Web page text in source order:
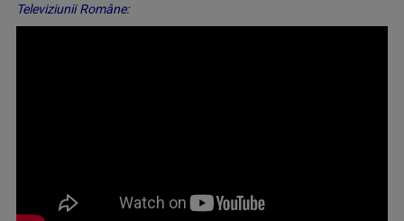
Televiziunii Române: